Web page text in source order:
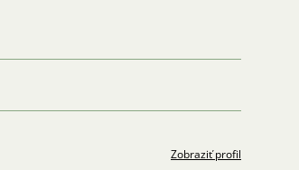
Zobraziť profil